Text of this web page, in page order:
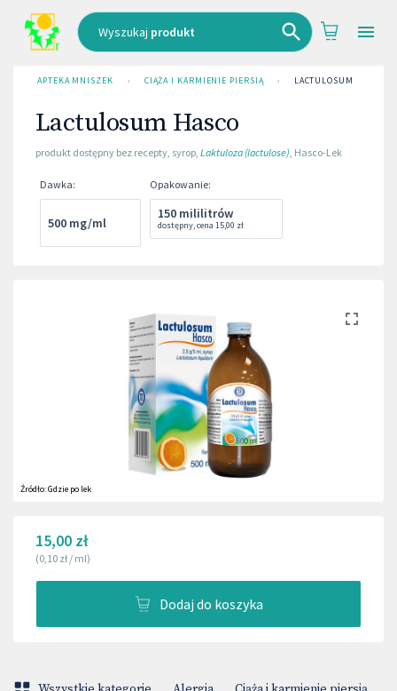
Wyszukaj produkt
APTEKA MNISZEK › CIĄŻA I KARMIENIE PIERSIĄ › LACTULOSUM HASCO
Lactulosum Hasco
produkt dostępny bez recepty, syrop, Laktuloza (lactulose), Hasco-Lek
Dawka:
500 mg/ml
Opakowanie:
150 mililitrów
dostępny,cena 15,00 zł
Źródło:Gdzie po lek
15,00 zł
(0,10 zł / ml)
Dodaj do koszyka